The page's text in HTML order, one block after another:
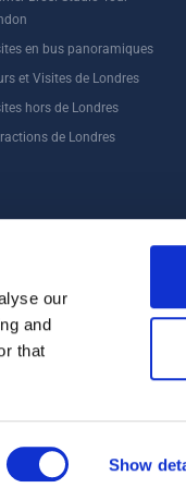
our
and
that
Show
en bus panoramiques
et Visites de Londres
hors de Londres
de Londres